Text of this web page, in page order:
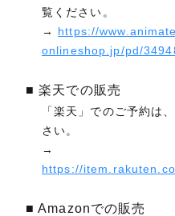
覧ください。
→ https://
onlineshop.jp/pd/
■ 楽天での販売
「楽天」でのご予約は
さい。
→
https://
■ Amazonでの販売